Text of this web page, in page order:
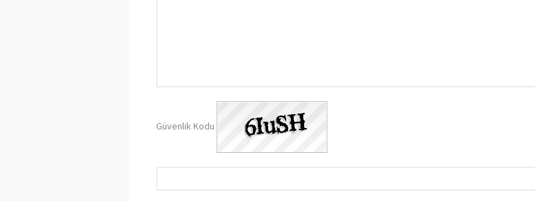
Güvenlik Kodu